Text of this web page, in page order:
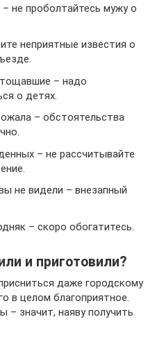
– не проболтайтесь мужу о
неприятные известия о
– надо
о детях.
– обстоятельства
– не рассчитывайте
не видели – внезапный
– скоро обогатитесь.
и приготовили?
даже городскому
в целом благоприятное.
– значит, наяву получить